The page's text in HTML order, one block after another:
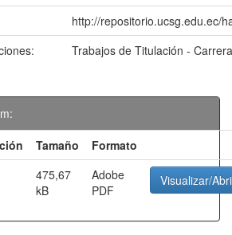
http://repositorio.ucsg.edu.ec/
Trabajos de Titulación -
Tamaño
Formato
475,67
kB
Adobe
PDF
Visualizar/